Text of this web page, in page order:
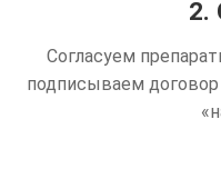
2.
Согласуем
подписываем договор